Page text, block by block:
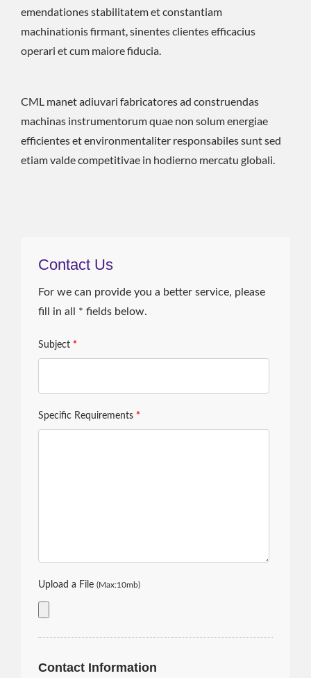
emendationes stabilitatem et constantiam
machinationis firmant, sinentes clientes efficacius
operari et cum maiore fiducia.
CML manet adiuvari fabricatores ad construendas
machinas instrumentorum quae non solum energiae
efficientes et environmentaliter responsabiles sunt sed
etiam valde competitivae in hodierno mercatu globali.